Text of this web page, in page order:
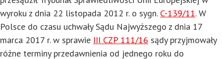
wyroku z dnia 22 listopada 2012 r. o sygn. C-139/11. W
Polsce do czasu uchwały Sądu Najwyższego z dnia 17
marca 2017 r. w sprawie III CZP 111/16 sądy przyjmowały
różne terminy przedawnienia od jednego roku do